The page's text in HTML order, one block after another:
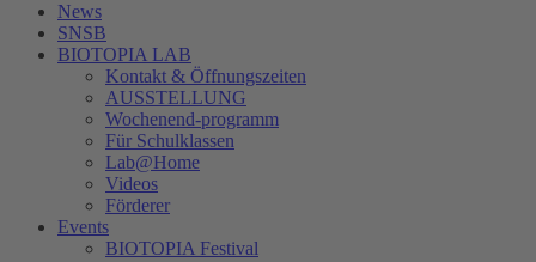
News
SNSB
BIOTOPIA LAB
Kontakt & Öffnungszeiten
AUSSTELLUNG
Wochenend-programm
Für Schulklassen
Lab@Home
Videos
Förderer
Events
BIOTOPIA Festival